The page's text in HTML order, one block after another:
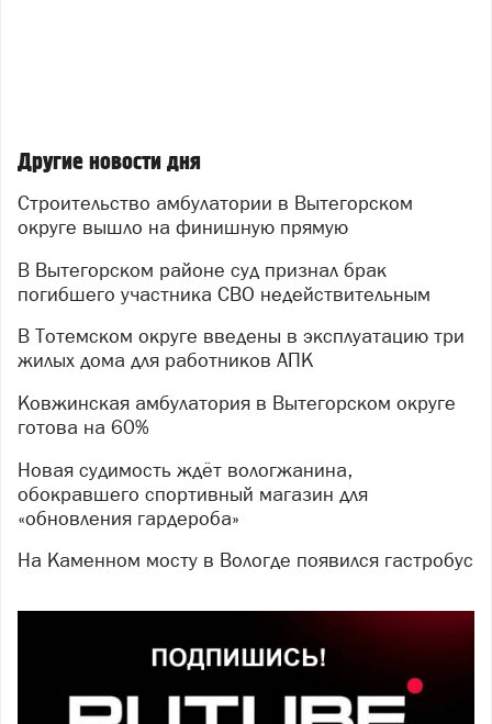
Другие новости дня
Строительство амбулатории в Вытегорском
округе вышло на финишную прямую
В Вытегорском районе суд признал брак
погибшего участника СВО недействительным
В Тотемском округе введены в эксплуатацию три
жилых дома для работников АПК
Ковжинская амбулатория в Вытегорском округе
готова на 60%
Новая судимость ждёт вологжанина,
обокравшего спортивный магазин для
«обновления гардероба»
На Каменном мосту в Вологде появился гастробус